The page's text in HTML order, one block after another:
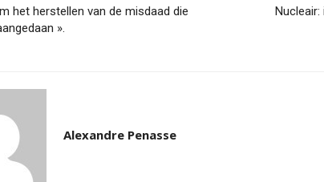
het herstellen van de misdaad die
».
Alexandre Penasse